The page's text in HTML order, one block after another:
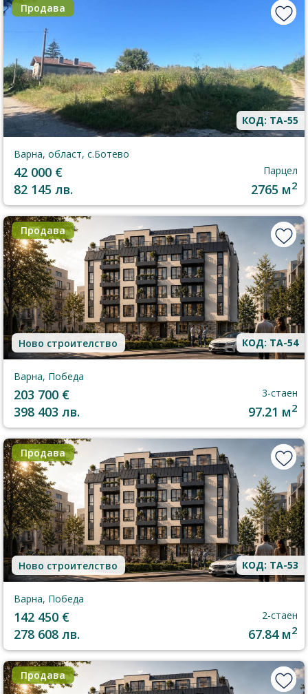
Продава
КОД: TA-55
Варна, област, с.Ботево
42 000 €
82 145 лв.
Парцел
2765 м2
Продава
Ново строителство КОД: TA-54
Варна, Победа
203 700 €
398 403 лв.
3-стаен
97.21 м2
Продава
Ново строителство КОД: TA-53
Варна, Победа
142 450 €
278 608 лв.
2-стаен
67.84 м2
Продава